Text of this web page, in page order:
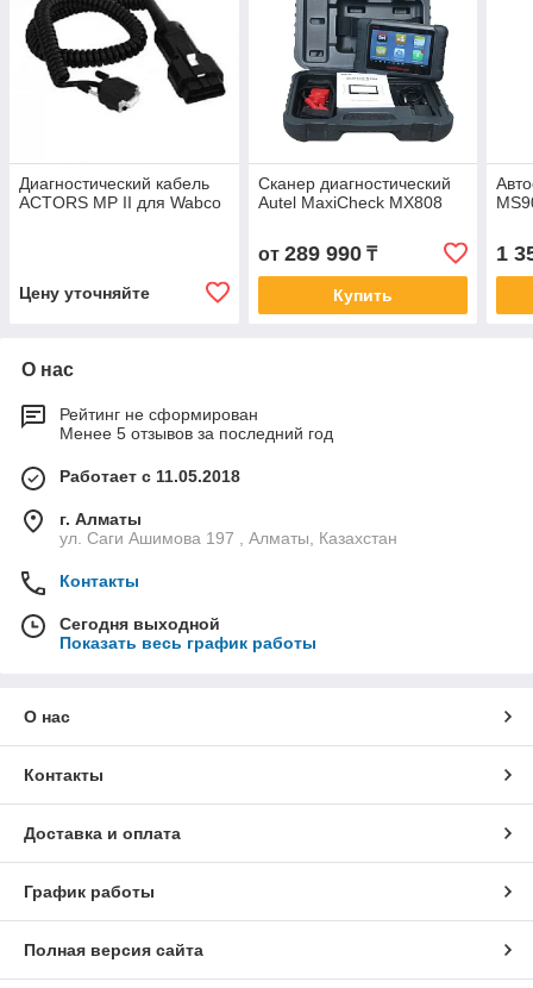
Диагностический кабель
ACTORS MP II для Wabco
Цену уточняйте
Сканер диагностический
Autel MaxiCheck MX808
от 289 990₸
Купить
1
О нас
Рейтинг не сформирован
Менее 5 отзывов за последний год
Работает с 11.05.2018
г. Алматы
ул. Саги Ашимова 197 , Алматы, Казахстан
Контакты
Сегодня выходной
Показать весь график работы
О нас
Контакты
Доставка и оплата
График работы
Полная версия сайта